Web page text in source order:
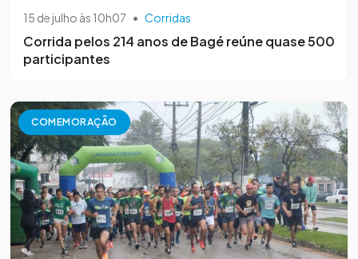
15 de julho às 10h07 • Corridas
Corrida pelos 214 anos de Bagé reúne quase 500
participantes
COMEMORAÇÃO